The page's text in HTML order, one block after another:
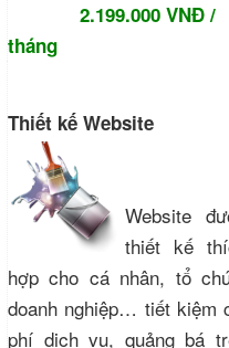
2.199.000 VNĐ /
tháng
Thiết kế Website
Website
thiết kế
hợp cho cá nhân, tổ
doanh nghiệp… tiết kiệm
phí dịch vụ, quảng bá